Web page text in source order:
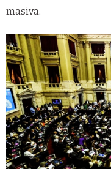
masiva.